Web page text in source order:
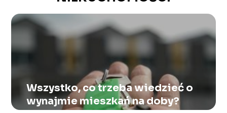
Wszystko, co trzeba wiedzieć o
wynajmie mieszkań na doby?